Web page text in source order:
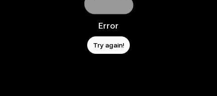
Error
Try again!